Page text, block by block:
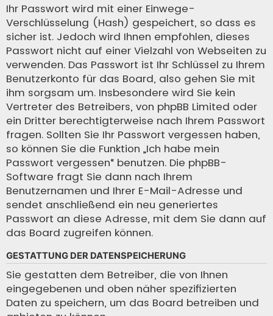
Ihr Passwort wird mit einer Einwege-
Verschlüsselung (Hash) gespeichert, so dass es
sicher ist. Jedoch wird Ihnen empfohlen, dieses
Passwort nicht auf einer Vielzahl von Webseiten zu
verwenden. Das Passwort ist Ihr Schlüssel zu Ihrem
Benutzerkonto für das Board, also gehen Sie mit
ihm sorgsam um. Insbesondere wird Sie kein
Vertreter des Betreibers, von phpBB Limited oder
ein Dritter berechtigterweise nach Ihrem Passwort
fragen. Sollten Sie Ihr Passwort vergessen haben,
so können Sie die Funktion „Ich habe mein
Passwort vergessen“ benutzen. Die phpBB-
Software fragt Sie dann nach Ihrem
Benutzernamen und Ihrer E-Mail-Adresse und
sendet anschließend ein neu generiertes
Passwort an diese Adresse, mit dem Sie dann auf
das Board zugreifen können.
GESTATTUNG DER DATENSPEICHERUNG
Sie gestatten dem Betreiber, die von Ihnen
eingegebenen und oben näher spezifizierten
Daten zu speichern, um das Board betreiben und